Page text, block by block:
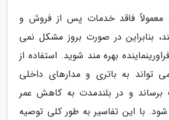
معمولاً فاقد خدمات پس از فروش و
بنابراین در صورت بروز مشکل نمی
بهره مند شوید. استفاده از
می تواند به باتری و مدارهای داخلی
و در بلندمدت به کاهش عمر
با این تفاسیر به طور کلی توصیه